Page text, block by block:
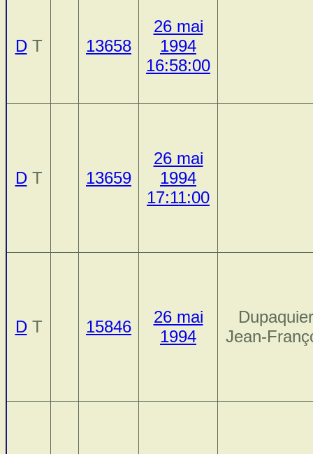
DT 13658
26 mai
1994
16:58:00
DT 13659
26 mai
1994
17:11:00
DT 15846
26 mai
1994
Jean-